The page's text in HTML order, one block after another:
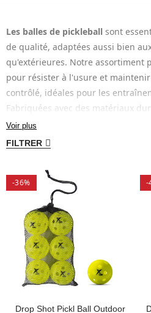
Les balles de pickleball sont
de qualité, adaptées aussi bien
qu'extérieures. Notre assortiment
pour résister à l'usure et
contrôlé, idéales pour les
Fabriquées avec des matériaux
disponibles en différentes tailles
chaque type de joueur. Découvrez
parfaites pour améliorer votre
meilleur parti de votre
Voir plus
FILTRER
-36%
Drop Shot Pickl Ball Outdoor
-